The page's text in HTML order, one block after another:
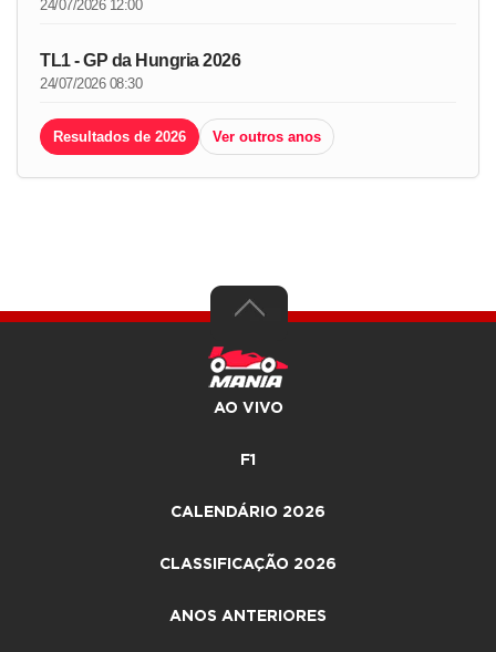
24/07/2026 12:00
TL1 - GP da Hungria 2026
24/07/2026 08:30
Resultados de 2026 Ver outros anos
AO VIVO
F1
CALENDÁRIO 2026
CLASSIFICAÇÃO 2026
ANOS ANTERIORES